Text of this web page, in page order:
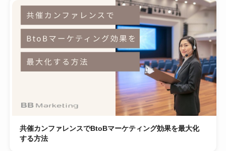
共催カンファレンスでBtoBマーケティング効果を最大化
する方法